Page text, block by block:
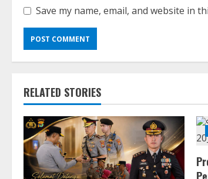
Save my name, email, and website in
RELATED STORIES